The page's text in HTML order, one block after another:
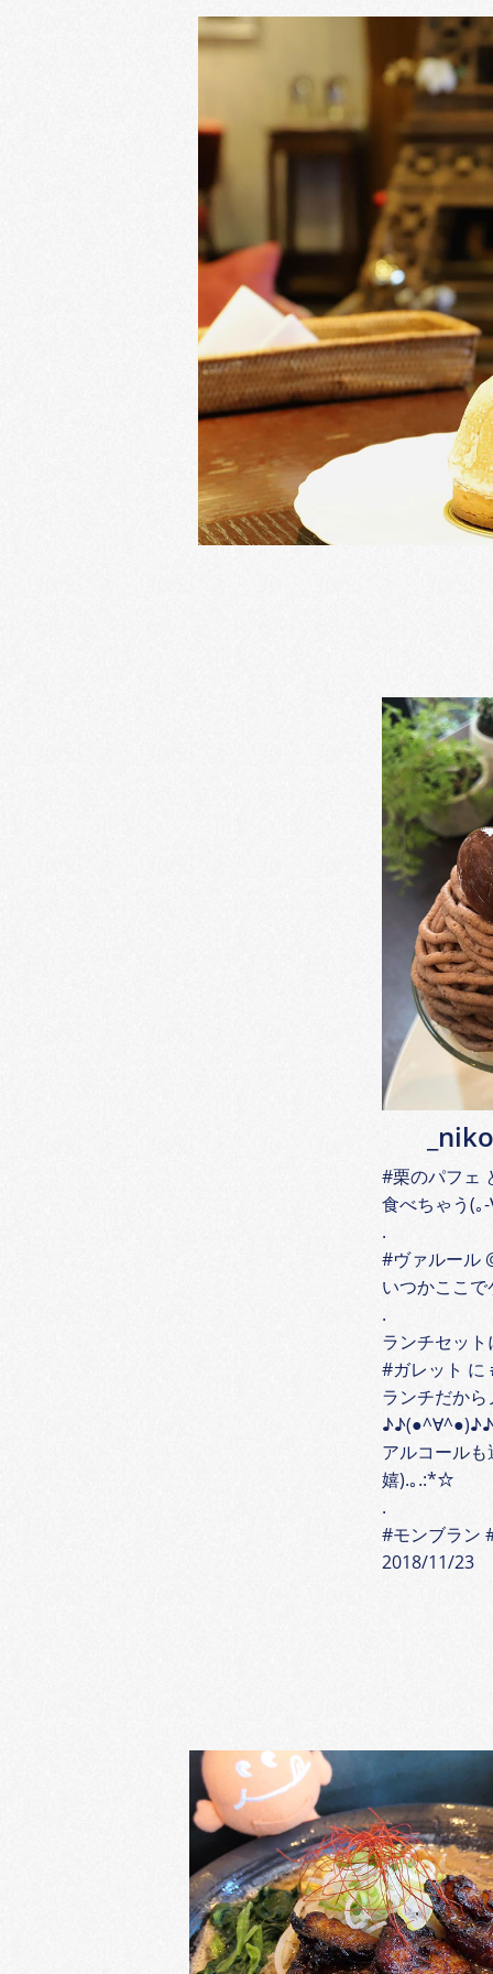
#栗のパフェ
食べちゃう(｡
.
#ヴァルール
いつかここ
.
ランチセッ
#ガレット に
ランチだか
♪︎♪︎(●︎^∀︎^●︎)♪︎♪︎
アルコール
嬉).｡.:*☆︎
.
#モンブラン
2018/11/23